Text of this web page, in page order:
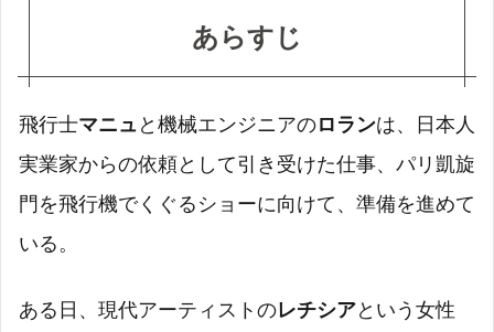
あらすじ
飛行士マニュ と機械エンジニアのロランは、日本人
実業家からの依頼として引き受けた仕事、パリ凱旋
門を飛行機でくぐるショーに向けて、準備を進めて
いる。
ある日、現代アーティストのレチシアという女性